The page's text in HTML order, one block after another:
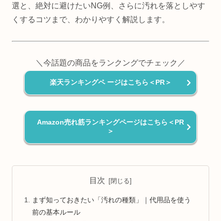
選と、絶対に避けたいNG例、さらに汚れを落としやす
くするコツまで、わかりやすく解説します。
＼今話題の商品をランクングでチェック／
楽天ランキングペ ージはこちら＜PR＞
Amazon売れ筋ランキングページはこちら＜PR
＞
目次
まず知っておきたい「汚れの種類」｜代用品を使う
前の基本ルール